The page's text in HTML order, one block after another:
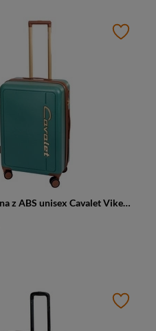
Walizka podróżna z ABS unisex Cavalet Viken średnia na 4 kółkach zielona